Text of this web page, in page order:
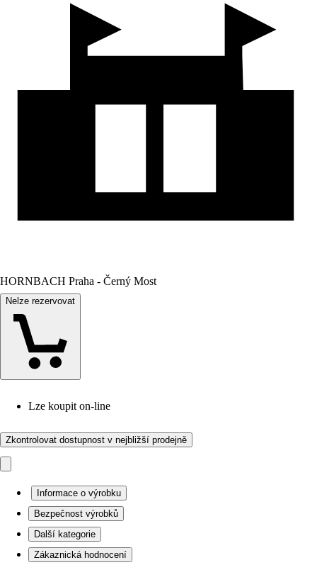
HORNBACH Praha - Černý Most
Nelze rezervovat
Lze koupit on-line
Zkontrolovat dostupnost v nejbližší prodejně
Informace o výrobku
Bezpečnost výrobků
Další kategorie
Zákaznická hodnocení